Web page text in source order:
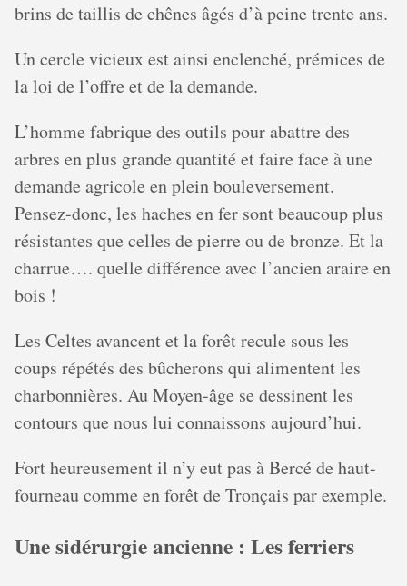
brins de taillis de chênes âgés d’à peine trente ans.
Un cercle vicieux est ainsi enclenché, prémices de
la loi de l’offre et de la demande.
L’homme fabrique des outils pour abattre des
arbres en plus grande quantité et faire face à une
demande agricole en plein bouleversement.
Pensez-donc, les haches en fer sont beaucoup plus
résistantes que celles de pierre ou de bronze. Et la
charrue…. quelle différence avec l’ancien araire en
bois !
Les Celtes avancent et la forêt recule sous les
coups répétés des bûcherons qui alimentent les
charbonnières. Au Moyen-âge se dessinent les
contours que nous lui connaissons aujourd’hui.
Fort heureusement il n’y eut pas à Bercé de haut-
fourneau comme en forêt de Tronçais par exemple.
Une sidérurgie ancienne : Les ferriers